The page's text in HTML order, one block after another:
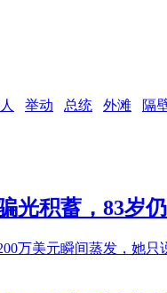
举动 总统 外滩 隔
光积蓄，83岁
万美元瞬间蒸发，她